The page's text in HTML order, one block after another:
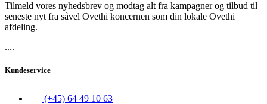
Tilmeld vores nyhedsbrev og modtag alt fra kampagner og tilbud til
seneste nyt fra såvel Ovethi koncernen som din lokale Ovethi
afdeling.
....
Kundeservice
(+45) 64 49 10 63